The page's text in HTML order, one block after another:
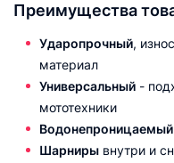
Преимущества
Ударопрочный,
материал
Универсальный -
мототехники
Водонепроницаемый
Шарниры внутри и